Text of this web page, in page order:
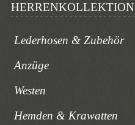
HERRENKOLLEKTION
Lederhosen & Zubehör
Anzüge
Westen
Hemden & Krawatten